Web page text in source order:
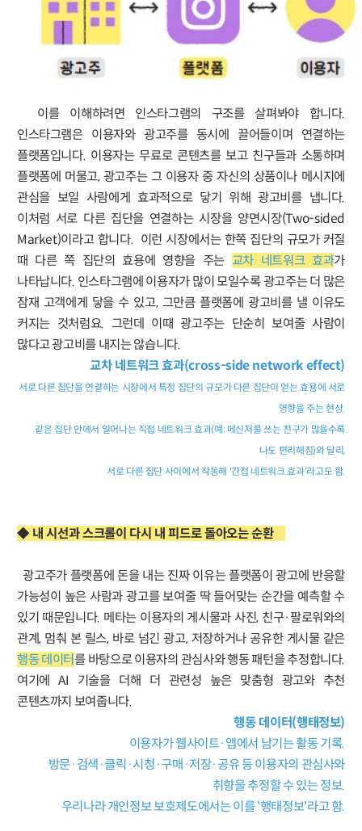
이를 이해하려면 인스타그램의 구조를 살펴봐야 합니다.
인스타그램은 이용자와 광고주를 동시에 끌어들이며 연결하는
플랫폼입니다. 이용자는 무료로 콘텐츠를 보고 친구들과 소통하며
플랫폼에 머물고, 광고주는 그 이용자 중 자신의 상품이나 메시지에
관심을 보일 사람에게 효과적으로 닿기 위해 광고비를 냅니다.
이처럼 서로 다른 집단을 연결하는 시장을 양면시장(Two-sided
Market)이라고 합니다. 이런 시장에서는 한쪽 집단의 규모가 커질
때 다른 쪽 집단의 효용에 영향을 주는 교차 네트워크 효과가
나타납니다. 인스타그램에 이용자가 많이 모일수록 광고주는 더 많은
잠재 고객에게 닿을 수 있고, 그만큼 플랫폼에 광고비를 낼 이유도
커지는 것처럼요. 그런데 이때 광고주는 단순히 보여줄 사람이
많다고 광고비를 내지는 않습니다.
교차 네트워크 효과(cross-side network effect)
서로 다른 집단을 연결하는 시장에서 특정 집단의 규모가 다른 집단이 얻는 효용에 서로
영향을 주는 현상.
같은 집단 안에서 일어나는 직접 네트워크 효과(예: 메신저를 쓰는 친구가 많을수록
나도 편리해짐)와 달리,
서로 다른 집단 사이에서 작동해 '간접 네트워크 효과'라고도 함.
◆ 내 시선과 스크롤이 다시 내 피드로 돌아오는 순환
광고주가 플랫폼에 돈을 내는 진짜 이유는 플랫폼이 광고에 반응할
가능성이 높은 사람과 광고를 보여줄 딱 들어맞는 순간을 예측할 수
있기 때문입니다. 메타는 이용자의 게시물과 사진, 친구·팔로워와의
관계, 멈춰 본 릴스, 바로 넘긴 광고, 저장하거나 공유한 게시물 같은
행동 데이터를 바탕으로 이용자의 관심사와 행동 패턴을 추정합니다.
여기에 AI 기술을 더해 더 관련성 높은 맞춤형 광고와 추천
콘텐츠까지 보여줍니다.
행동 데이터(행태정보)
이용자가 웹사이트·앱에서 남기는 활동 기록.
방문·검색·클릭·시청·구매·저장·공유 등 이용자의 관심사와
취향을 추정할 수 있는 정보.
우리나라 개인정보 보호제도에서는 이를 '행태정보'라고 함.